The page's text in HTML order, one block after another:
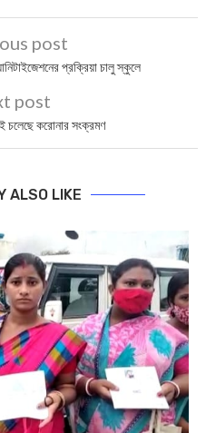
post
প্রক্রিয়া চালু স্কুলে
post
চলেছে করোনার সংক্রমণ
ALSO LIKE